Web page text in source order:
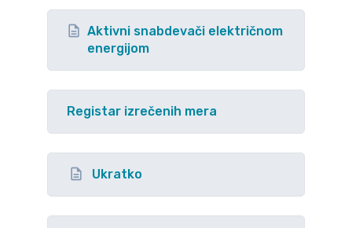
Aktivni snabdevači električnom
energijom
Registar izrečenih mera
Ukratko